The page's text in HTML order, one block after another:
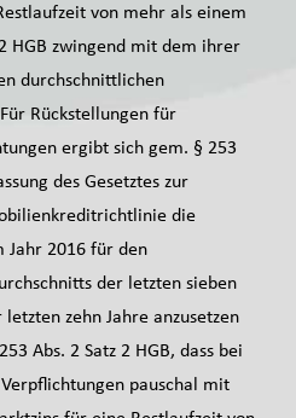
von mehr als einem
HGB zwingend mit dem ihrer
durchschnittlichen
Rückstellungen für
ergibt sich gem. § 253
des Gesetztes zur
die
Jahr 2016 für den
der letzten sieben
zehn Jahre anzusetzen
Abs. 2 Satz 2 HGB, dass bei
pauschal mit